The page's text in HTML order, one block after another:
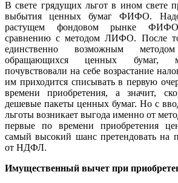
В свете грядущих льгот в ином свете
выбытия ценных бумаг ФИФО.
растущем фондовом рынке
сравнению с методом ЛИФО. После
единственно возможным
обращающихся ценных бумаг,
почувствовали на себе возрастание
им приходится списывать в первую
времени приобретения, а значит,
дешевые пакеты ценных бумаг. Но с
льготы возникает выгода именно от
первые по времени приобретения
самый высокий шанс претендовать на
от НДФЛ.
Имущественный вычет при